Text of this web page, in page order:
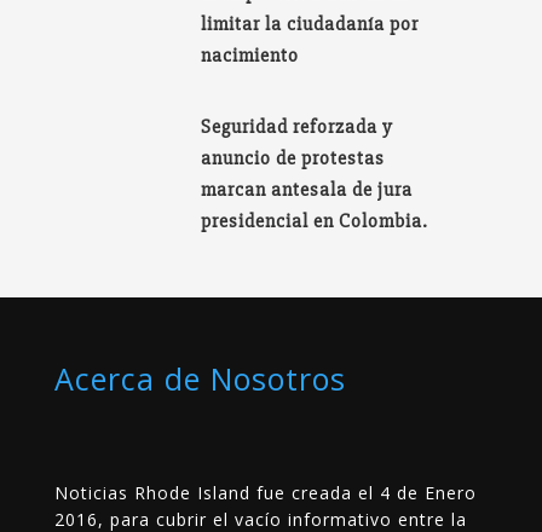
limitar la ciudadanía por
nacimiento
Seguridad reforzada y
anuncio de protestas
marcan antesala de jura
presidencial en Colombia.
Acerca de Nosotros
Noticias Rhode Island fue creada el 4 de Enero
2016, para cubrir el vacío informativo entre la